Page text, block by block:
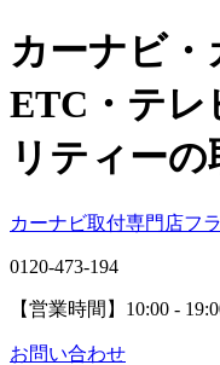
カーナビ・
ETC・テレ
リティー
カーナビ取付専⾨店フ
0120-473-194
【営業時間】 10:00 -
お問い合わせ